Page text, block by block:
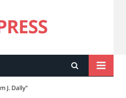
PRESS
J. Dally"